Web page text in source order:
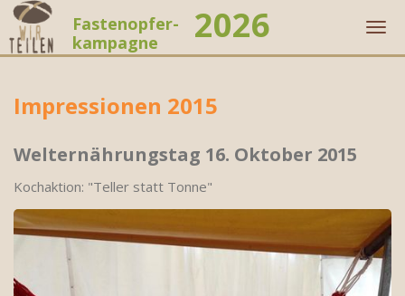
springen
Inhalt
springen
Fastenopfer-
kampagne
2026
Impressionen 2015
Welternährungstag 16. Oktober 2015
Kochaktion: "Teller statt Tonne"